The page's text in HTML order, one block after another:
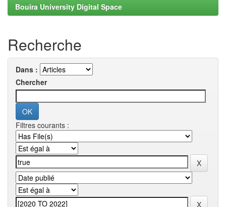
Bouira University Digital Space
Recherche
Dans :
Chercher
Filtres courants :